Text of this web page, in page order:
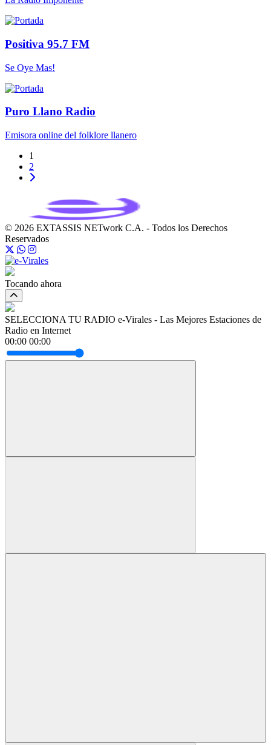
Positiva 95.7 FM
Se Oye Mas!
Puro Llano Radio
Emisora online del folklore llanero
1
2
© 2026 EXTASSIS NETwork C.A. - Todos los Derechos
Reservados
Tocando ahora
SELECCIONA TU RADIO e-Virales - Las Mejores Estaciones de
Radio en Internet
00:00 00:00